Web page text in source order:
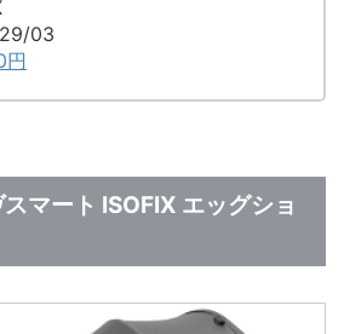
03
円
マート ISOFIX エッグショ